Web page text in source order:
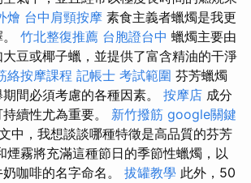
燴 台中肩頸按摩 素食主義者蠟燭是我更
竹北整復推薦 台胞證台中 蠟燭主要由
豆或椰子蠟，並提供了富含精油的干淨
絡按摩課程 記帳士 考試範圍 芬芳蠟燭
間必須考慮的各種因素。 按摩店 成分
續性尤為重要。 新竹撥筋 google關鍵
中，我想談談哪種特徵是高品質的芬芳
煙霧將充滿這種節日的季節性蠟燭，以
咖啡的名字命名。 拔罐教學 此外，50